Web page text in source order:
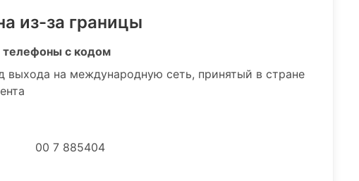
из-за границы
телефоны с кодом
выхода на международную сеть, принятый в стране
00 7 885404